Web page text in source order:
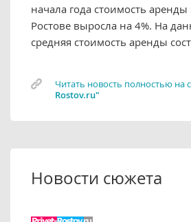
начала года стоимость
Ростове выросла на 4%. На
средняя стоимость аренды
Читать новость полностью на
Rostov.ru"
Новости сюжета